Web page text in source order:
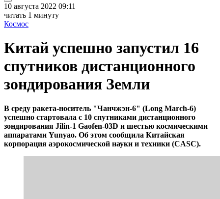
10 августа 2022 09:11
читать 1 минуту
Космос
Китай успешно запустил 16
спутников дистанционного
зондирования Земли
В среду ракета-носитель "Чанчжэн-6" (Long March-6)
успешно стартовала с 10 спутниками дистанционного
зондирования Jilin-1 Gaofen-03D и шестью космическими
аппаратами Yunyao. Об этом сообщила Китайская
корпорация аэрокосмической науки и техники (CASC).